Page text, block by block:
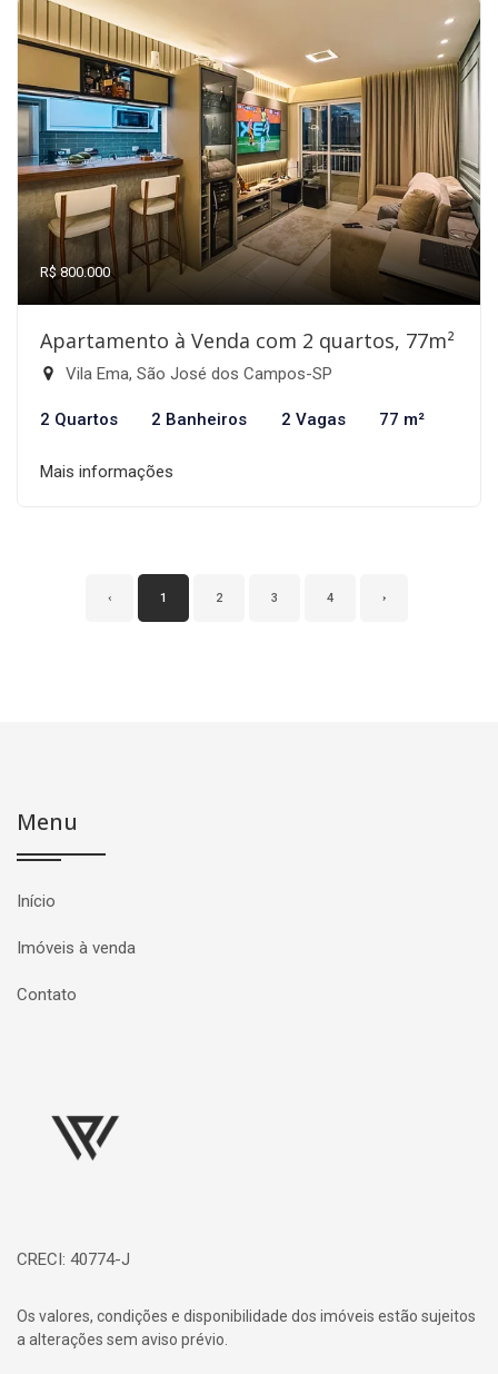
R$ 800.000
Apartamento à Venda com 2 quartos, 77m²
Vila Ema, São José dos Campos-SP
2 Quartos 2 Banheiros 2 Vagas 77 m²
Mais informações
‹ 1 2 3 4 ›
Menu
Início
Imóveis à venda
Contato
CRECI: 40774-J
Os valores, condições e disponibilidade dos imóveis estão sujeitos
a alterações sem aviso prévio.